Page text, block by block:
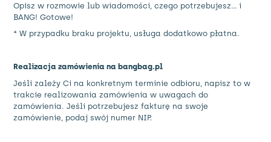
Opisz w rozmowie lub wiadomości, czego potrzebujesz… i
BANG! Gotowe!
* W przypadku braku projektu, usługa dodatkowo płatna.
Realizacja zamówienia na bangbag.pl
Jeśli zależy Ci na konkretnym terminie odbioru, napisz to w
trakcie realizowania zamówienia w uwagach do
zamówienia. Jeśli potrzebujesz fakturę na swoje
zamówienie, podaj swój numer NIP.